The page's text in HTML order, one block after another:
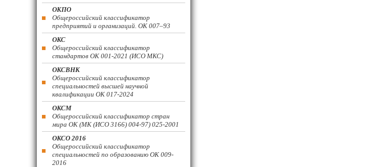
ОКПО
Общероссийский классификатор
предприятий и организаций. ОК 007–93
ОКС
Общероссийский классификатор
стандартов ОК 001-2021 (ИСО МКС)
ОКСВНК
Общероссийский классификатор
специальностей высшей научной
квалификации ОК 017-2024
ОКСМ
Общероссийский классификатор стран
мира ОК (МК (ИСО 3166) 004-97) 025-2001
ОКСО 2016
Общероссийский классификатор
специальностей по образованию ОК 009-
2016